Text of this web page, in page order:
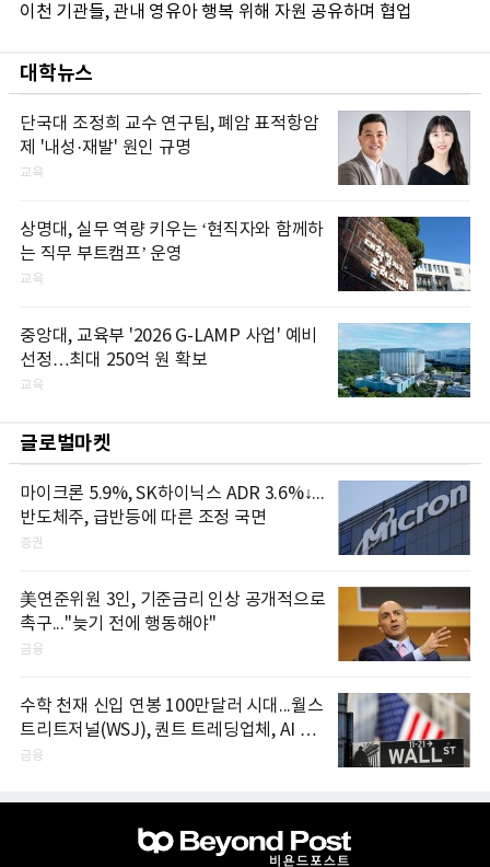
이천 기관들, 관내 영유아 행복 위해 자원 공유하며 협업
대학뉴스
단국대 조정희 교수 연구팀, 폐암 표적항암
제 '내성·재발' 원인 규명
교육
상명대, 실무 역량 키우는 ‘현직자와 함께하
는 직무 부트캠프’ 운영
교육
중앙대, 교육부 '2026 G-LAMP 사업' 예비
선정…최대 250억 원 확보
교육
글로벌마켓
마이크론 5.9%, SK하이닉스 ADR 3.6%↓...
반도체주, 급반등에 따른 조정 국면
증권
美연준위원 3인, 기준금리 인상 공개적으로
촉구..."늦기 전에 행동해야"
금융
수학 천재 신입 연봉 100만달러 시대...월스
트리트저널(WSJ), 퀀트 트레딩업체, AI 기
업들 인재 확보 경쟁
금융